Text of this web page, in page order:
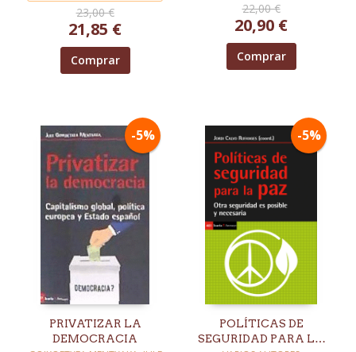
23,00 €
21,85 €
Comprar
22,00 €
20,90 €
Comprar
-5%
PRIVATIZAR LA
DEMOCRACIA
-5%
POLÍTICAS DE
SEGURIDAD PARA LA